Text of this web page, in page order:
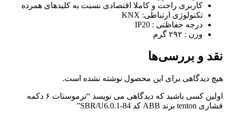
کاربری راحت و کاملا اقتصادی نسبت به کلیدهای همرده
تکنولوژی ارتباطی: KNX
درجه حفاظتی : IP20
وزن : ۲۹۲ گرم
نقد و بررسی‌ها
هیچ دیدگاهی برای این محصول نوشته نشده است.
اولین کسی باشید که دیدگاهی می نویسد “ترموستات ۶ دکمه
فشاری tenton برند ABB کد SBR/U6.0.1-84”